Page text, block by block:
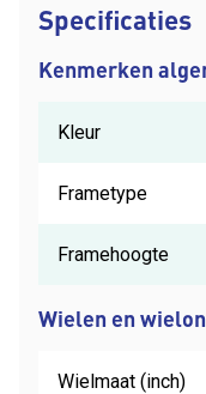
Specificaties
Kenmerken
Kleur
Frametype
Framehoogte
Wielen en
Wielmaat (inch)